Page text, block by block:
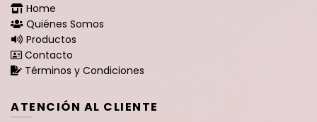
Home
Quiénes Somos
Productos
Contacto
Términos y Condiciones
ATENCIÓN AL CLIENTE